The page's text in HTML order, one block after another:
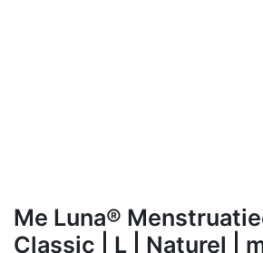
Me Luna®
Classic | L | Naturel |